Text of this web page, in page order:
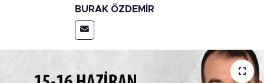
BURAK ÖZDEMIR